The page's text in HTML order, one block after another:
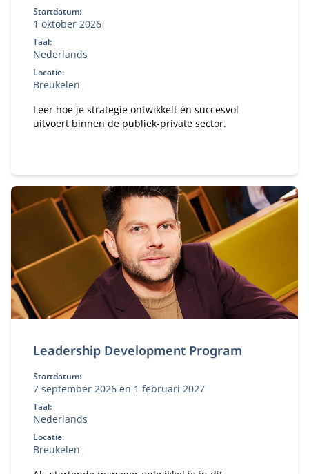
Startdatum:
1 oktober 2026
Taal:
Nederlands
Locatie:
Breukelen
Leer hoe je strategie ontwikkelt én succesvol
uitvoert binnen de publiek-private sector.
Leadership Development Program
Startdatum:
7 september 2026 en 1 februari 2027
Taal:
Nederlands
Locatie:
Breukelen